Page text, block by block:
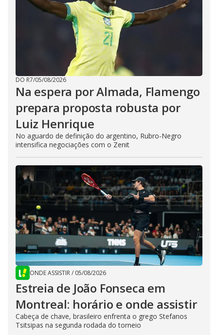
DO R7/05/08/2026
Na espera por Almada, Flamengo
prepara proposta robusta por
Luiz Henrique
No aguardo de definição do argentino, Rubro-Negro
intensifica negociações com o Zenit
ONDE ASSISTIR/ 05/08/2026
Estreia de João Fonseca em
Montreal: horário e onde assistir
Cabeça de chave, brasileiro enfrenta o grego Stefanos
Tsitsipas na segunda rodada do torneio